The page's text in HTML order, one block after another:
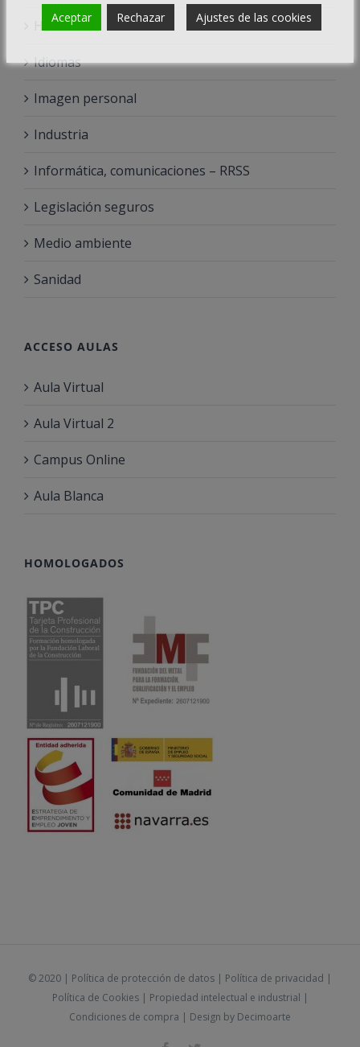
Hostelería
Idiomas
Imagen personal
Industria
Informática, comunicaciones – RRSS
Legislación seguros
Medio ambiente
Sanidad
ACCESO AULAS
Aula Virtual
Aula Virtual 2
Campus Online
Aula Blanca
HOMOLOGADOS
© 2020 | Política de protección de datos | Política de privacidad |
Política de Cookies| Propiedad intelectual e industrial |
Condiciones de compra | Design by Decimoarte
Aceptar Rechazar Ajustes de las cookies